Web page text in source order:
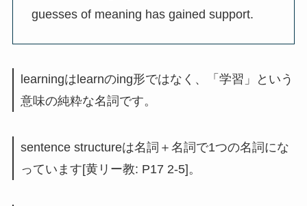
guesses of meaning has gained support.
learningはlearnのing形ではなく、「学習」という
意味の純粋な名詞です。
sentence structureは名詞＋名詞で1つの名詞にな
っています[黄リー教: P17 2-5]。